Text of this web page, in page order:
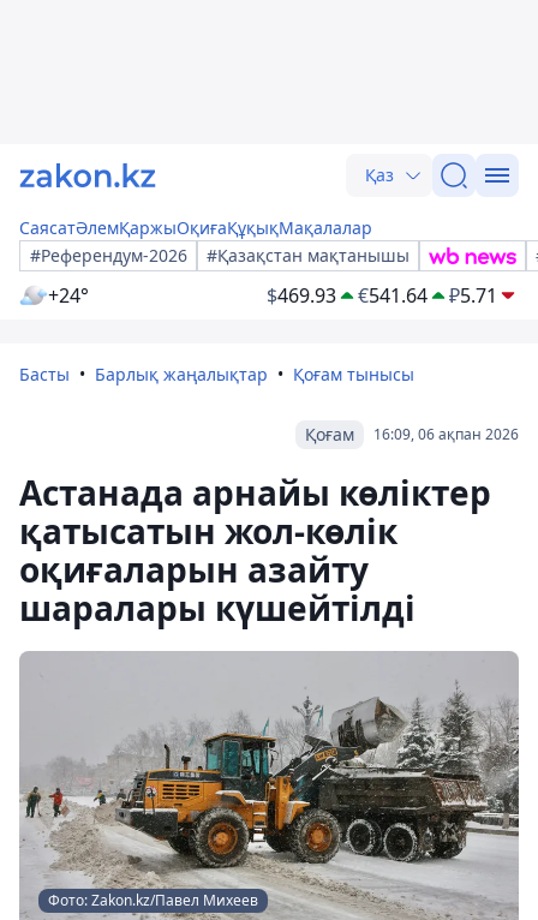
Қаз
СаясатӘлемҚаржыОқиғаҚұқықМақалалар
#Референдум-2026
#Қазақстан мақтанышы
+24° $469.93 €541.64 ₽5.71
Басты Барлық жаңалықтар Қоғам тынысы
16:09, 06 ақпан 2026
Қоғам
Астанада арнайы көліктер
қатысатын жол-көлік
оқиғаларын азайту
шаралары күшейтілді
Фото: Zakon.kz/Павел Михеев